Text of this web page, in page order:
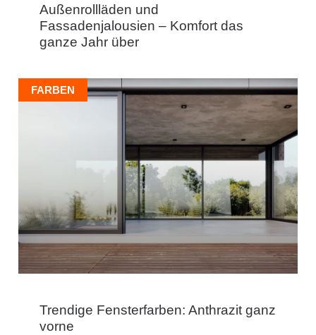
Außenrollläden und
Fassadenjalousien – Komfort das
ganze Jahr über
FARBEN
Trendige Fensterfarben: Anthrazit ganz
vorne